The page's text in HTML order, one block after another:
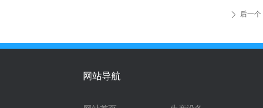
ꄲ 后一个
网站导航